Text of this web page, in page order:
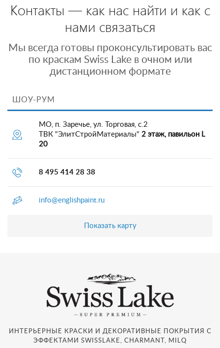
Контакты — как нас найти и как с
нами связаться
Мы всегда готовы проконсультировать вас
по краскам Swiss Lake в очном или
дистанционном формате
ШОУ-РУМ
МО, п. Заречье, ул. Торговая, с.2
ТВК "ЭлитСтройМатериалы" 2 этаж, павильон L
20
8 495 414 28 38
info@englishpaint.ru
Показать карту
ИНТЕРЬЕРНЫЕ КРАСКИ И ДЕКОРАТИВНЫЕ ПОКРЫТИЯ С
ЭФФЕКТАМИ SWISSLAKE, CHARMANT, MILQ